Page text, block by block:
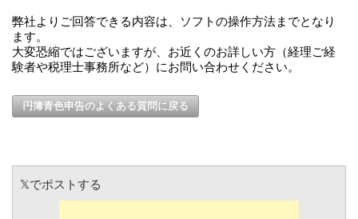
弊社よりご回答できる内容は、ソフトの操作方法までとなり
ます。
大変恐縮ではございますが、お近くのお詳しい方（経理ご経
験者や税理士事務所など）にお問い合わせください。
円簿青色申告のよくある質問に戻る
𝕏でポストする